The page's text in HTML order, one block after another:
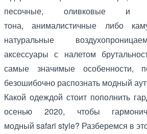
песочные, оливковые и
тона, анималистичные либо
натуральные
аксессуары с налетом
самые значимые особенности,
безошибочно распознать модный
Какой одеждой стоит пополнить
осенью 2020, чтобы
модный safari style? Разберемся в